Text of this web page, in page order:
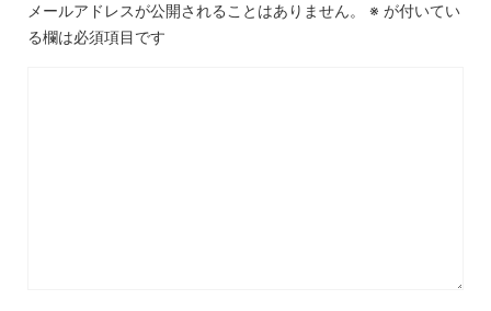
メールアドレスが公開されることはありません。 ※ が付いてい
る欄は必須項目です